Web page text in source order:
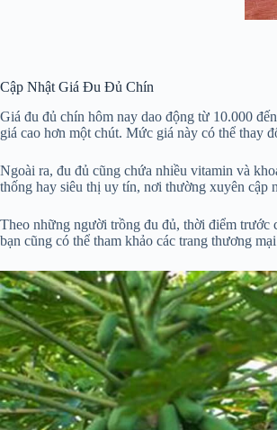
Cập Nhật Giá Đu Đủ Chín
Giá đu đủ chín hôm nay dao động từ 10.000
giá cao hơn một chút. Mức giá này có thể thay
Ngoài ra, đu đủ cũng chứa nhiều vitamin và
thống hay siêu thị uy tín, nơi thường xuyên cập
Theo những người trồng đu đủ, thời điểm trước
bạn cũng có thể tham khảo các trang thương